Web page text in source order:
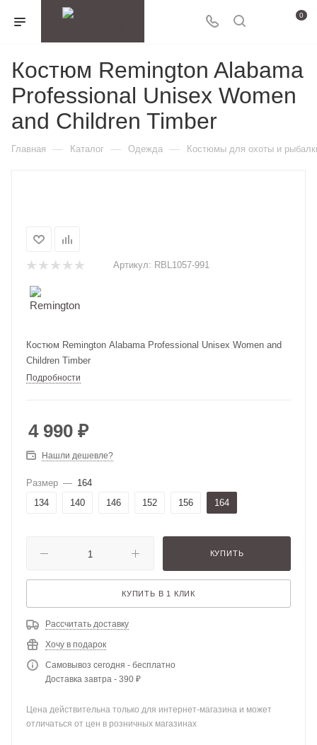
0
Костюм Remington Alabama
Professional Unisex Women
and Children Timber
Главная — Каталог — Одежда — Костюмы для охоты и
Артикул: RBL1057-991
Костюм Remington Alabama Professional Unisex Women and
Children Timber
Подробности
4 990 ₽
Нашли дешевле?
Размер — 164
134
140 146 152 156 164
КУПИТЬ
КУПИТЬ В 1 КЛИК
Рассчитать доставку
Хочу в подарок
Самовывоз сегодня - бесплатно
Доставка завтра - 390 ₽
Цена действительна только для интернет-магазина и может
отличаться от цен в розничных магазинах